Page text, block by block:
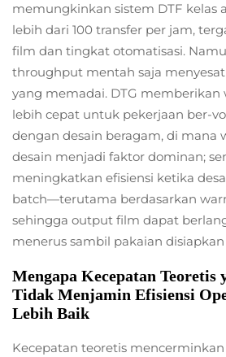
memungkinkan sistem DTF kelas
lebih dari 100 transfer per jam,
film dan tingkat otomatisasi.
throughput mentah saja
yang memadai. DTG memberikan
lebih cepat untuk pekerjaan ber-
dengan desain beragam, di mana
desain menjadi faktor dominan;
meningkatkan efisiensi ketika
batch—terutama berdasarkan
sehingga output film dapat
menerus sambil pakaian
Mengapa Kecepatan Teoretis
Tidak Menjamin Efisiensi
Lebih Baik
Kecepatan teoretis